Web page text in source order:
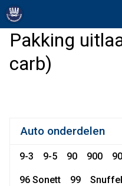
Pakking
carb)
Auto onderdelen
9-3 9-5 90 900
96 Sonett 99